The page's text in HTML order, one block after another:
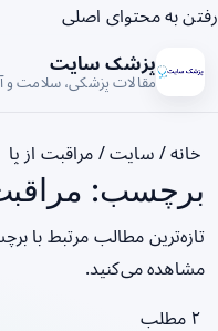
رفتن به محتوای اصلی
پزشک سایت
مقالات پزشکی، سلامت
خانه/ سایت/ مراقبت از پا
برچسب:
تازه‌ترین مطالب مرتبط با
مشاهده می‌کنید.
۲ مطلب